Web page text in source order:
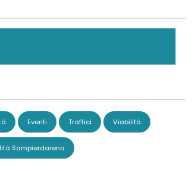
Eventi Traffici Viabilità
Sampierdarena